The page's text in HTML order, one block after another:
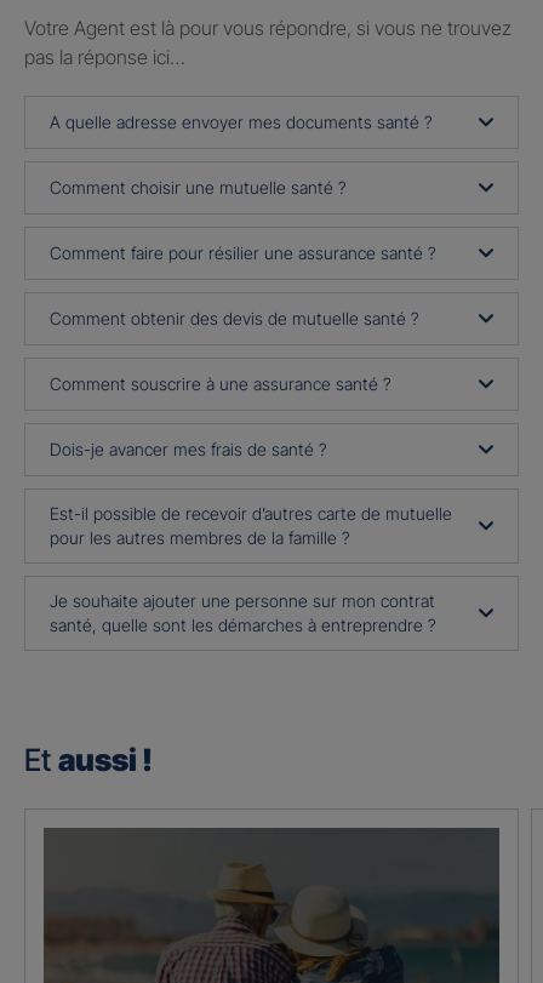
Votre Agent est là pour vous répondre, si vous ne trouvez
pas la réponse ici…
A quelle adresse envoyer mes documents santé ?
Comment choisir une mutuelle santé ?
Comment faire pour résilier une assurance santé ?
Comment obtenir des devis de mutuelle santé ?
Comment souscrire à une assurance santé ?
Dois-je avancer mes frais de santé ?
Est-il possible de recevoir d’autres carte de mutuelle
pour les autres membres de la famille ?
Je souhaite ajouter une personne sur mon contrat
santé, quelle sont les démarches à entreprendre ?
Et aussi !